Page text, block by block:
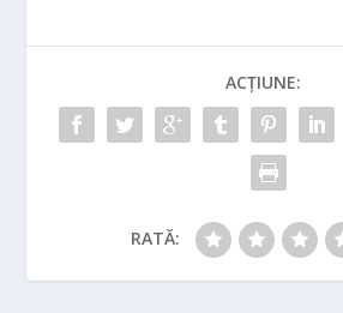
ACȚIUNE:
RATĂ: